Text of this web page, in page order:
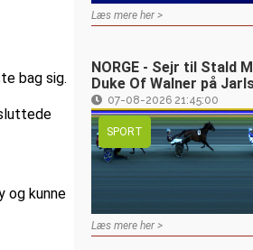
bag sig.
og kunne
Læs mere her >
NORGE - Sejr til Stald
Duke Of Walner på
07-08-2026 21:45:00
SPORT
Læs mere her >